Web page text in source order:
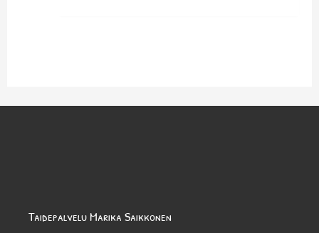
Taidepalvelu Marika Saikkonen